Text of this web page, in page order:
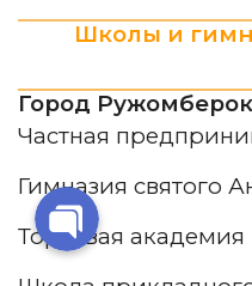
Школы и
Город Ружомберок
Частная
Гимназия святого
Торговая академия